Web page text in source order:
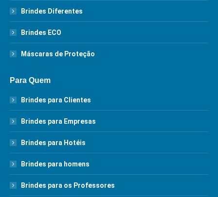
Brindes Diferentes
Brindes ECO
Máscaras de Proteção
Para Quem
Brindes para Clientes
Brindes para Empresas
Brindes para Hotéis
Brindes para homens
Brindes para os Professores